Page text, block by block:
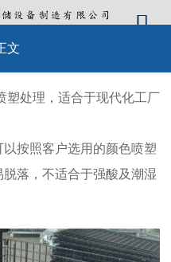

文
塑处理，适合于现代化工厂
按照客户选用的颜色喷塑
落，不适合于强酸及潮湿